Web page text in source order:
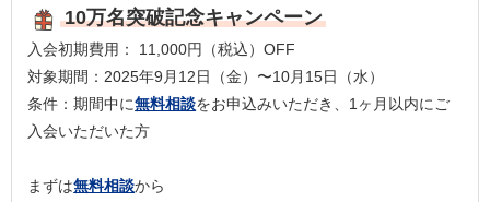
10万名突破記念キャンペーン
入会初期費用： 11,000円（税込）OFF
対象期間：2025年9月12日（金）〜10月15日（水）
条件：期間中に無料相談をお申込みいただき、1ヶ月以内にご
入会いただいた方
まずは無料相談から